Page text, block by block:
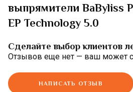
выпрямители BaByliss
EP Technology 5.0
Сделайте выбор клиентов
Отзывов еще нет — ваш может
НАПИСАТЬ ОТЗЫВ